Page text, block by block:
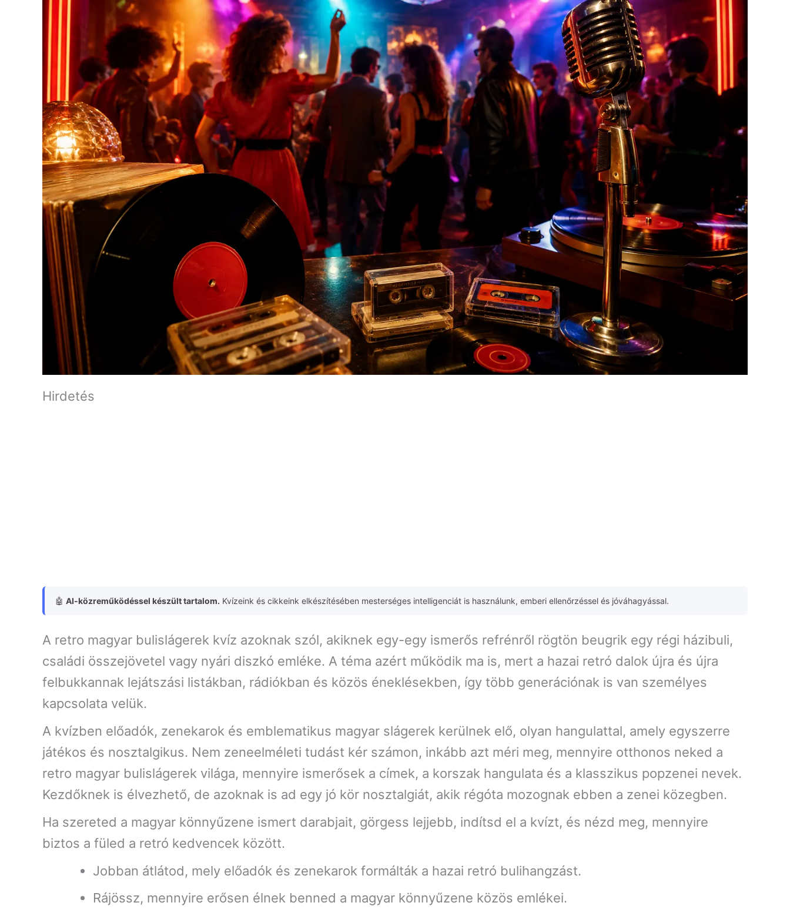
Hirdetés
🤖 AI-közreműködéssel készült tartalom. Kvízeink és cikkeink elkészítésében mesterséges intelligenciát is használunk, emberi ellenőrzéssel és jóváhagyással.
A retro magyar bulislágerek kvíz azoknak szól, akiknek egy-egy ismerős refrénről rögtön beugrik egy régi házibuli,
családi összejövetel vagy nyári diszkó emléke. A téma azért működik ma is, mert a hazai retró dalok újra és újra
felbukkannak lejátszási listákban, rádiókban és közös éneklésekben, így több generációnak is van személyes
kapcsolata velük.
A kvízben előadók, zenekarok és emblematikus magyar slágerek kerülnek elő, olyan hangulattal, amely egyszerre
játékos és nosztalgikus. Nem zeneelméleti tudást kér számon, inkább azt méri meg, mennyire otthonos neked a
retro magyar bulislágerek világa, mennyire ismerősek a címek, a korszak hangulata és a klasszikus popzenei nevek.
Kezdőknek is élvezhető, de azoknak is ad egy jó kör nosztalgiát, akik régóta mozognak ebben a zenei közegben.
Ha szereted a magyar könnyűzene ismert darabjait, görgess lejjebb, indítsd el a kvízt, és nézd meg, mennyire
biztos a füled a retró kedvencek között.
Jobban átlátod, mely előadók és zenekarok formálták a hazai retró bulihangzást.
Rájössz, mennyire erősen élnek benned a magyar könnyűzene közös emlékei.